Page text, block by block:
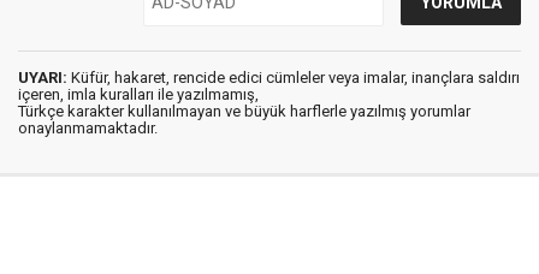
UYARI: Küfür, hakaret, rencide edici cümleler veya imalar, inançlara saldırı
içeren, imla kuralları ile yazılmamış,
Türkçe karakter kullanılmayan ve büyük harflerle yazılmış yorumlar
onaylanmamaktadır.